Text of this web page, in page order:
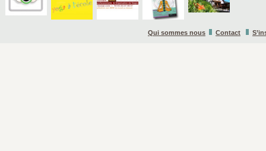
Qui sommes nous Contact